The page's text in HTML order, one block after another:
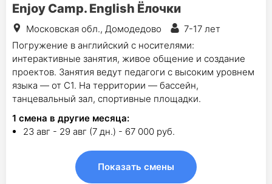
Enjoy Camp. English Ёлочки
Московская обл., Домодедово
7-17 лет
Погружение в английский с носителями:
интерактивные занятия, живое общение и создание
проектов. Занятия ведут педагоги с высоким уровнем
языка — от С1. На территории — бассейн,
танцевальный зал, спортивные площадки.
1 смена в другие месяца:
23 авг - 29 авг (7 дн.) - 67 000 руб.
Показать смены